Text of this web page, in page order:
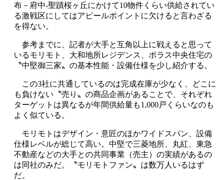
布－府中-聖蹟桜ヶ丘にかけて10物件くらい供給されてい
る激戦区にしてはアピールポイントに欠けると言わざる
を得ない。
参考までに、記者が大手と互角以上に戦えると思って
いるモリモト、大和地所レジデンス、ポラス中央住宅の
〝中堅御三家〟の基本性能・設備仕様を少し紹介する。
この3社に共通しているのは完成在庫が少なく、どこに
も負けない〝売り〟の商品企画があることで、それぞれ
ターゲットは異なるが年間供給量も1,000戸くらいなのも
よく似ている。
モリモトはデザイン・意匠のほかワイドスパン、設備
仕様レベルが総じて高い。中堅で三菱地所、丸紅、東急
不動産などの大手との共同事業（売主）の実績があるの
は同社のみだ。〝モリモトファン〟は数万人いるはず
だ。